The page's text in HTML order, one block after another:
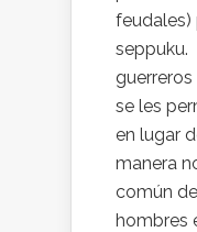
feudales)
seppuku.
se les
en lugar
manera
común
hombres